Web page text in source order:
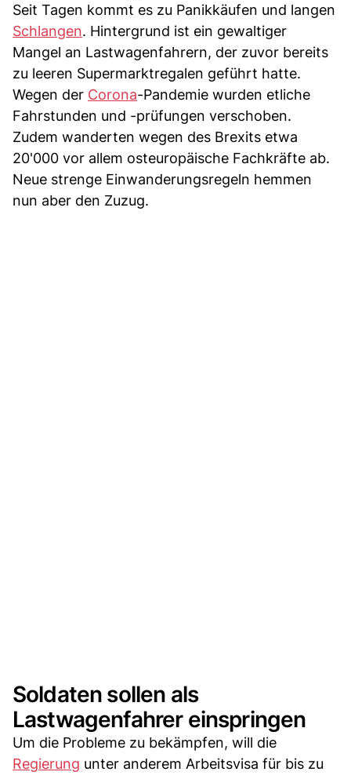
Seit Tagen kommt es zu Panikkäufen und langen
Schlangen. Hintergrund ist ein gewaltiger
Mangel an Lastwagenfahrern, der zuvor bereits
zu leeren Supermarktregalen geführt hatte.
Wegen der Corona-Pandemie wurden etliche
Fahrstunden und -prüfungen verschoben.
Zudem wanderten wegen des Brexits etwa
20'000 vor allem osteuropäische Fachkräfte ab.
Neue strenge Einwanderungsregeln hemmen
nun aber den Zuzug.
Soldaten sollen als
Lastwagenfahrer einspringen
Um die Probleme zu bekämpfen, will die
Regierung unter anderem Arbeitsvisa für bis zu